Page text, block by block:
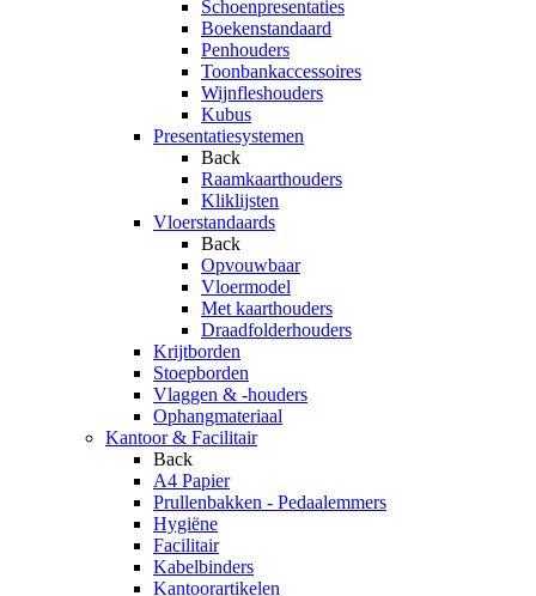
Schoenpresentaties
Boekenstandaard
Penhouders
Toonbankaccessoires
Wijnfleshouders
Kubus
Presentatiesystemen
Back
Raamkaarthouders
Kliklijsten
Vloerstandaards
Back
Opvouwbaar
Vloermodel
Met kaarthouders
Draadfolderhouders
Krijtborden
Stoepborden
Vlaggen & -houders
Ophangmateriaal
Kantoor & Facilitair
Back
A4 Papier
Prullenbakken - Pedaalemmers
Hygiëne
Facilitair
Kabelbinders
Kantoorartikelen